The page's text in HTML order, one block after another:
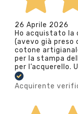
26 Aprile 2026
Ho acquistato la
(avevo già preso
cotone
per la stampa
per l’acquerello.
Acquirente